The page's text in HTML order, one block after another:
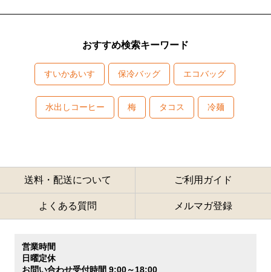
おすすめ検索キーワード
すいかあいす 保冷バッグ エコバッグ
水出しコーヒー 梅 タコス 冷麺
送料・配送について ご利用ガイド
よくある質問 メルマガ登録
営業時間
日曜定休
お問い合わせ受付時間 9:00～18:00